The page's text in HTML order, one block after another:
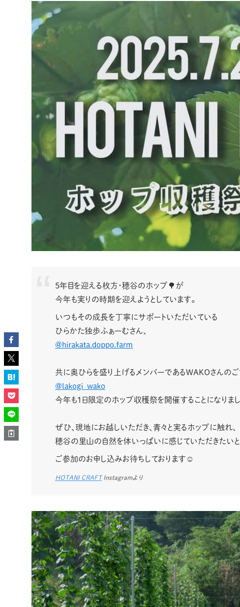
5年目を迎える枚方・穂谷のホップ🌳が
今年も実りの時期を迎えようとしています。
いつもその成長を丁寧にサポートいただいている
ひらかた独歩ふぁーむさん、
@hirakata.doppo.farm
共に奥ひらを盛り上げるメンバーであるWAKOさんのご
@lakogi_wako
今年も1日限定のホップ収穫祭を開催することになりま
ぜひ、現地にお越しいただき、青々と実るホップに触れ、
穂谷の里山の自然を体いっぱいに感じていただきたいと
ご参加のお申し込みお待ちしております☺️
HOTANI CRAFTInstagramより